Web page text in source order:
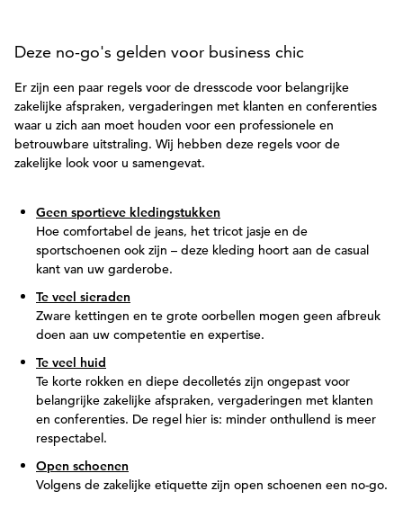
Deze no-go's gelden voor business chic
Er zijn een paar regels voor de dresscode voor belangrijke
zakelijke afspraken, vergaderingen met klanten en conferenties
waar u zich aan moet houden voor een professionele en
betrouwbare uitstraling. Wij hebben deze regels voor de
zakelijke look voor u samengevat.
Geen sportieve kledingstukken
Hoe comfortabel de jeans, het tricot jasje en de
sportschoenen ook zijn – deze kleding hoort aan de casual
kant van uw garderobe.
Te veel sieraden
Zware kettingen en te grote oorbellen mogen geen afbreuk
doen aan uw competentie en expertise.
Te veel huid
Te korte rokken en diepe decolletés zijn ongepast voor
belangrijke zakelijke afspraken, vergaderingen met klanten
en conferenties. De regel hier is: minder onthullend is meer
respectabel.
Open schoenen
Volgens de zakelijke etiquette zijn open schoenen een no-go.